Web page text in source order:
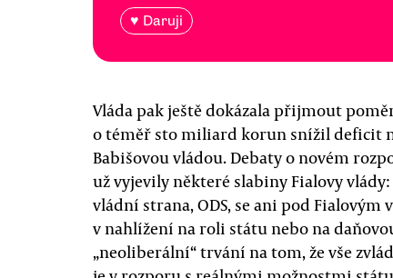
♥ Daruji
Vláda pak ještě dokázala přijmout
o téměř sto miliard korun snížil deficit
Babišovou vládou. Debaty o novém
už vyjevily některé slabiny Fialovy
vládní strana, ODS, se ani pod
v nahlížení na roli státu nebo na
„neoliberální“ trvání na tom, že vše